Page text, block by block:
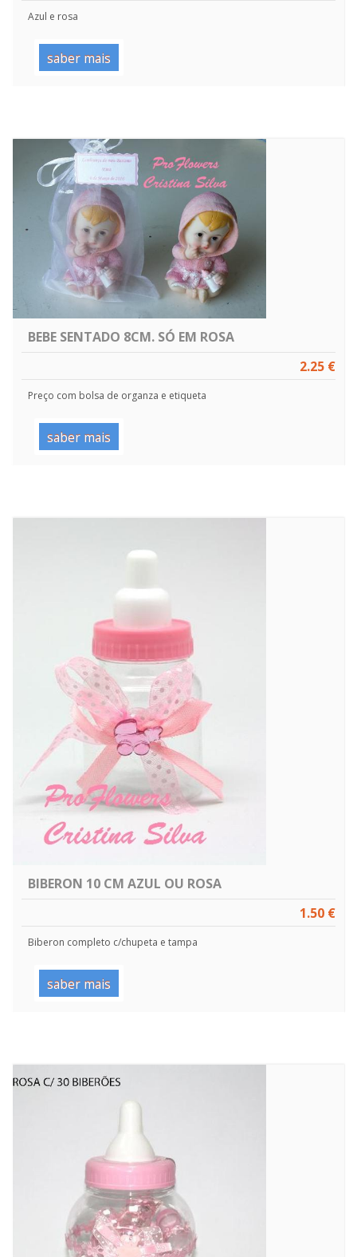
Azul e rosa
saber mais
BEBE SENTADO 8CM. SÓ EM ROSA
2.25 €
Preço com bolsa de organza e etiqueta
saber mais
BIBERON 10 CM AZUL OU ROSA
1.50 €
Biberon completo c/chupeta e tampa
saber mais